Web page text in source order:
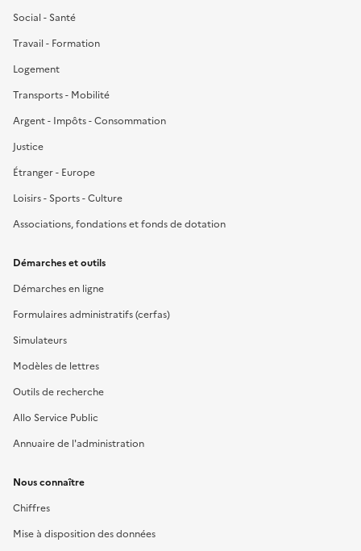
Social - Santé
Travail - Formation
Logement
Transports - Mobilité
Argent - Impôts - Consommation
Justice
Étranger - Europe
Loisirs - Sports - Culture
Associations, fondations et fonds de dotation
Démarches et outils
Démarches en ligne
Formulaires administratifs (cerfas)
Simulateurs
Modèles de lettres
Outils de recherche
Allo Service Public
Annuaire de l'administration
Nous connaître
Chiffres
Mise à disposition des données